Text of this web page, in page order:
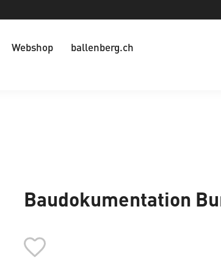
Webshop
ballenberg.ch
Baudokumentation